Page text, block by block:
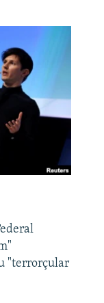
"terrorçular